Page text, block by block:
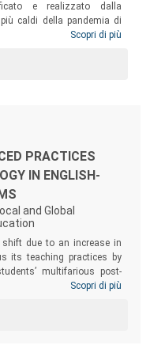
e realizzato dalla
caldi della pandemia di
risposta metodologica
e diffuso. Uno
non vedono solo una
Scopri di più
PRACTICES
IN ENGLISH-
and Global
shift due to an increase in
its teaching practices by
multifarious post-
a digitally-enhanced
awareness, a key
within a Systemic
Scopri di più